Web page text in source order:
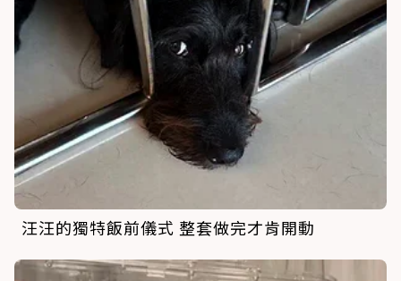
汪汪的獨特飯前儀式 整套做完才肯開動